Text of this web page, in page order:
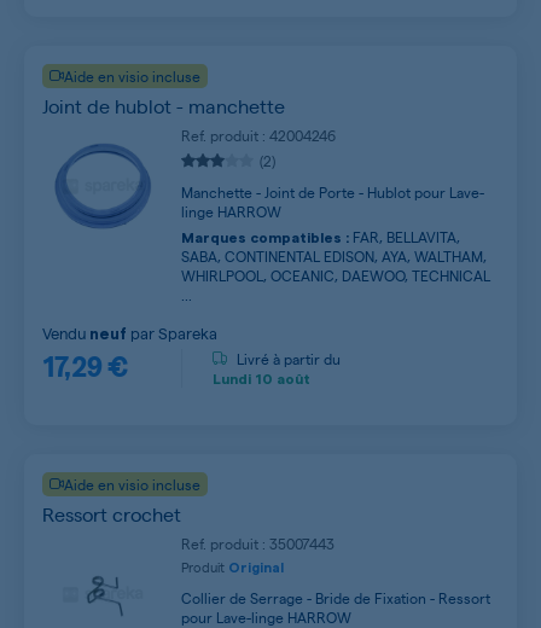
Aide en visio incluse
Joint de hublot - manchette
Ref. produit : 42004246
(2)
Manchette - Joint de Porte - Hublot pour Lave-
linge HARROW
Marques compatibles : FAR, BELLAVITA,
SABA, CONTINENTAL EDISON, AYA, WALTHAM,
WHIRLPOOL, OCEANIC, DAEWOO, TECHNICAL
17,29 €
Vendu neuf parSpareka
Livré à partir du
Lundi 10 août
Aide en visio incluse
Ressort crochet
Ref. produit : 35007443
Produit Original
Collier de Serrage - Bride de Fixation - Ressort
pour Lave-linge HARROW